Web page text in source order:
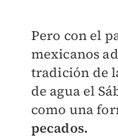
Pero con el
mexicanos
tradición de
de agua el
como una
pecados.